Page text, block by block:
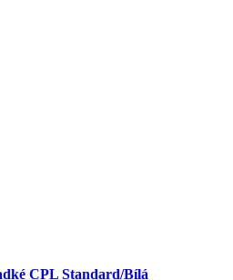
CPL Standard/Bílá